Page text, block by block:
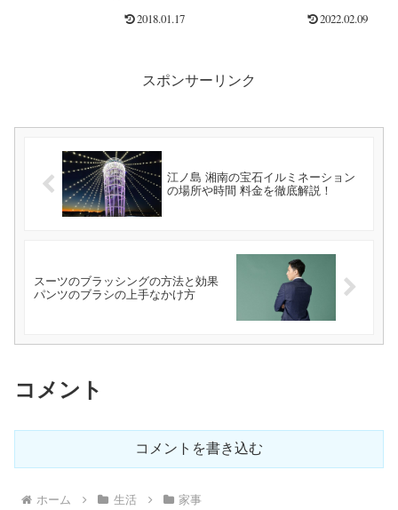
2018.01.17 2022.02.09
スポンサーリンク
江ノ島 湘南の宝石イルミネーション
の場所や時間 料金を徹底解説！
スーツのブラッシングの方法と効果
パンツのブラシの上手なかけ方
コメント
コメントを書き込む
ホーム 生活 家事